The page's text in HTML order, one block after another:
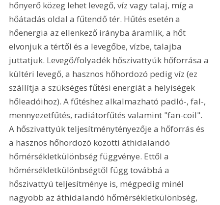
hőnyerő közeg lehet levegő, víz vagy talaj, míg a
hőátadás oldal a fűtendő tér. Hűtés esetén a
hőenergia az ellenkező irányba áramlik, a hőt
elvonjuk a tértől és a levegőbe, vízbe, talajba
juttatjuk. Levegő/folyadék hőszivattyúk hőforrása a
kültéri levegő, a hasznos hőhordozó pedig víz (ez
szállítja a szükséges fűtési energiát a helyiségek
hőleadóihoz). A fűtéshez alkalmazható padló-, fal-,
mennyezetfűtés, radiátorfűtés valamint "fan-coil".
A hőszivattyúk teljesítménytényezője a hőforrás és
a hasznos hőhordozó közötti áthidalandó
hőmérsékletkülönbség függvénye. Ettől a
hőmérsékletkülönbségtől függ továbbá a
hőszivattyú teljesítménye is, mégpedig minél
nagyobb az áthidalandó hőmérsékletkülönbség,